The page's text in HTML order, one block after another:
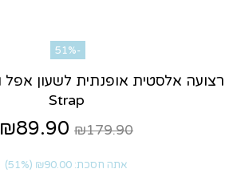
-51%
Strap
₪179.90
₪89.90
אתה חסכת: ₪90.00
(51%)